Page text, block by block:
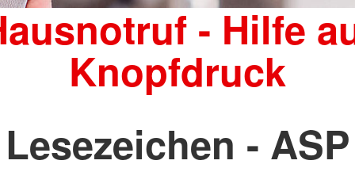
- Hilfe
Knopfdruck
Lesezeichen - ASP